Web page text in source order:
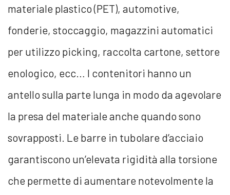
materiale plastico (PET), automotive,
fonderie, stoccaggio, magazzini automatici
per utilizzo picking, raccolta cartone, settore
enologico, ecc… I contenitori hanno un
antello sulla parte lunga in modo da agevolare
la presa del materiale anche quando sono
sovrapposti. Le barre in tubolare d’acciaio
garantiscono un’elevata rigidità alla torsione
che permette di aumentare notevolmente la